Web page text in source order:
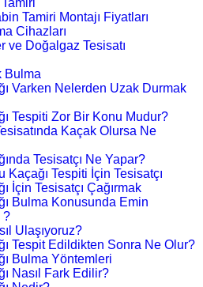
Tamiri Montajı Fiyatları
Cihazları
ve Doğalgaz Tesisatı
Bulma
Varken Nelerden Uzak Durmak
Tespiti Zor Bir Konu Mudur?
Kaçak Olursa Ne
Tesisatçı Ne Yapar?
Kaçağı Tespiti İçin Tesisatçı
İçin Tesisatçı Çağırmak
Bulma Konusunda Emin
?
Ulaşıyoruz?
Tespit Edildikten Sonra Ne Olur?
Bulma Yöntemleri
Nasıl Fark Edilir?